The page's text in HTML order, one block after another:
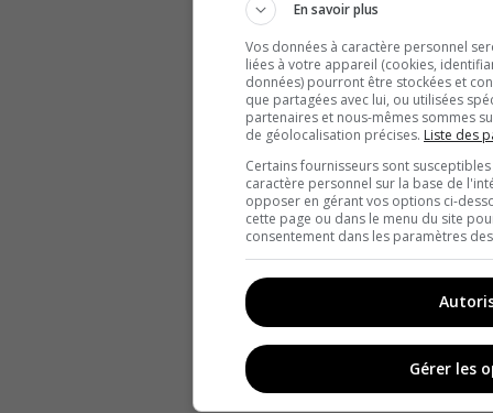
En savoir plus
Vos données à caractère personnel
liées à votre appareil (cookies,
données) pourront être stockées et
que partagées avec lui, ou utilisées
partenaires et nous-mêmes sommes
de géolocalisation précises. Liste des
Certains fournisseurs sont
caractère personnel sur la base de
opposer en gérant vos options ci-
cette page ou dans le menu du site
consentement dans les paramètres
Gérer les